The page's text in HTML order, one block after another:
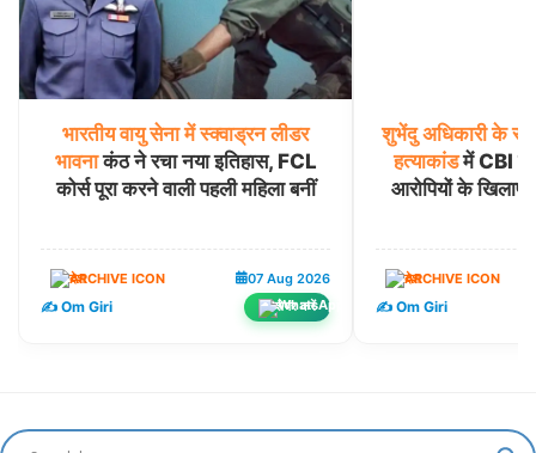
भारतीय वायु सेना में स्क्वाड्रन लीडर
भावनाकंठ ने रचा नया इतिहास, FCL
कोर्स पूरा करने वाली पहली महिला बनीं
देश 07 Aug 2026
✍️ Om Giri शेयर करें
शुभेंदु अधिकारी के
हत्याकांडमें CBI
आरोपियों के खिलाफ
देश
✍️ Om Giri